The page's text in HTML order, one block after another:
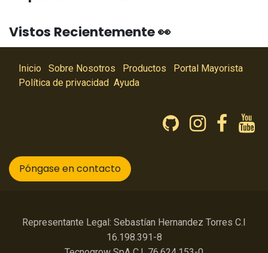
Vistos Recientemente 👀
Inicio Sobre Nosotros Productos
Portal Mayorista
Política de privacidad Ayuda
Póngase en contacto
Representante Legal: Sebastían Hernandez Torres C.I
16.198.391-8